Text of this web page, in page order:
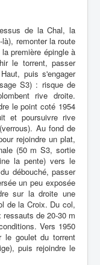
de la Chal, la
remonter la route
première épingle à
le torrent, passer
puis s'engager
S3) : risque de
rive droite.
le point coté 1954
et poursuivre rive
Au fond de
rejoindre un plat,
(50 m S3, sortie
la pente) vers le
débouché, passer
un peu exposée
sur la droite une
de la Croix. Du col,
de 20-30 m
Vers 1950
le goulet du torrent
puis rejoindre le